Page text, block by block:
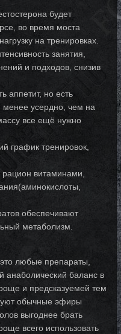
будет
во время моста
на тренировках.
занятия,
и подходов, снизив
аппетит, но есть
менее усердно, чем на
все ещё нужно
график тренировок,
витаминами,
обеспечивают
метаболизм.
любые препараты,
анаболический баланс в
и предсказуемей тем
обычные эфиры
выгоднее брать
всего использовать